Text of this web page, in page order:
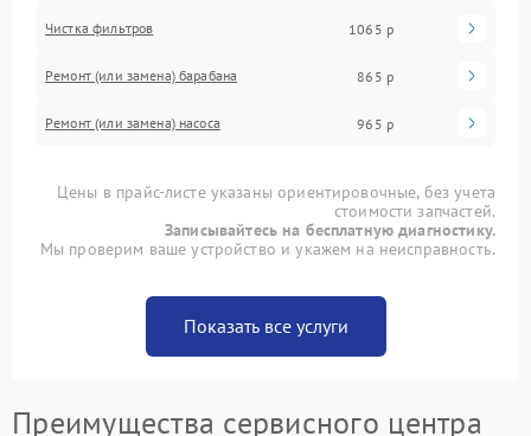
Чистка фильтров 1065 р
Ремонт (или замена) барабана 865 р
Ремонт (или замена) насоса 965 р
Цены в прайс-листе указаны ориентировочные, без учета
стоимости запчастей.
Записывайтесь на бесплатную диагностику.
Мы проверим ваше устройство и укажем на неисправность.
Показать все услуги
Преимущества сервисного центра